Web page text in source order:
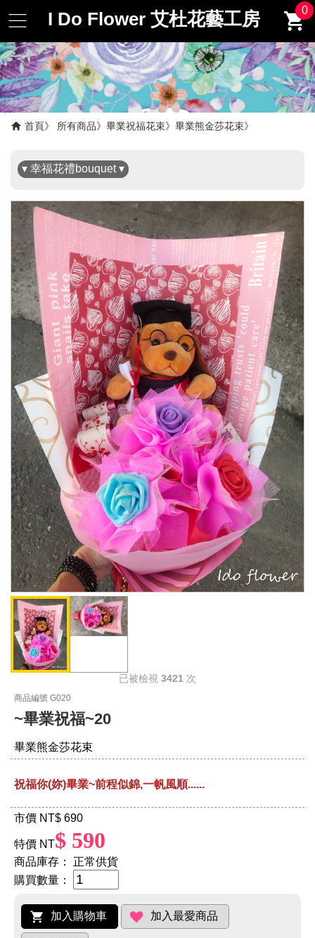
I Do Flower 艾杜花藝工房 0
首頁 所有商品 畢業祝福花束 畢業熊金莎花束
▾ 幸福花禮bouquet ▾
✖
已被檢視 3421 次
商品編號 G020
~畢業祝福~20
畢業熊金莎花束
祝福你(妳)畢業~前程似錦,一帆風順......
市價 NT$ 690
特價 NT$ 590
商品庫存：
正常供貨
購買數量：